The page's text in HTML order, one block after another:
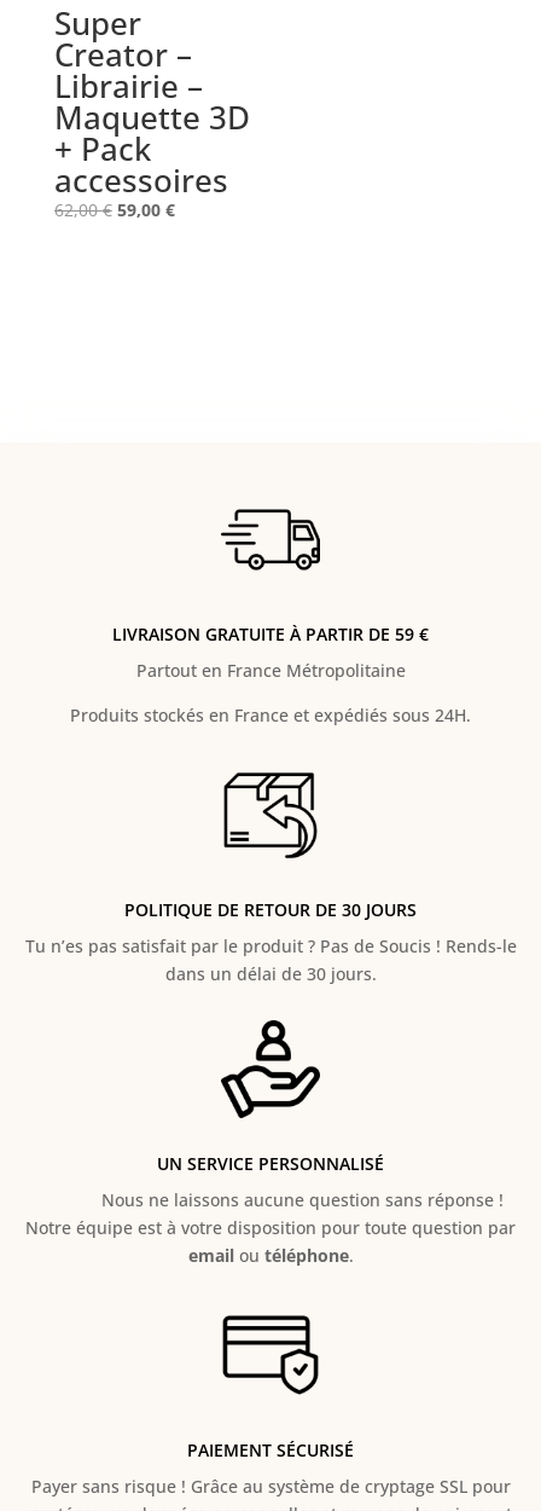
Super
Creator –
Librairie –
Maquette 3D
+ Pack
accessoires
62,00€ Le
59,00 €Le
LIVRAISON GRATUITE À PARTIR DE 59 €
Partout en France Métropolitaine
Produits stockés en France et expédiés sous 24H.
POLITIQUE DE RETOUR DE 30 JOURS
Tu n’es pas satisfait par le produit ? Pas de Soucis ! Rends-le
dans un délai de 30 jours.
UN SERVICE PERSONNALISÉ
Nous ne laissons aucune question sans réponse !
Notre équipe est à votre disposition pour toute question par
emailou téléphone.
PAIEMENT SÉCURISÉ
Payer sans risque ! Grâce au système de cryptage SSL pour